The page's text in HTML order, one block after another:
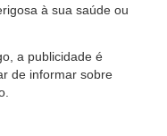
à sua saúde ou
a publicidade é
de informar sobre